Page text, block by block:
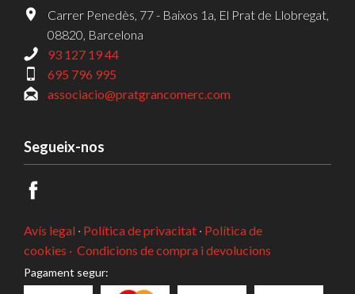
Carrer Penedès, 77 - Baixos 1a, El Prat de Llobregat,
08820, Barcelona
93 127 19 44
695 796 995
associacio@pratgrancomerc.com
Segueix-nos
Avís legal · Política de privacitat · Política de
cookies · Condicions de compra i devolucions
Pagament segur: